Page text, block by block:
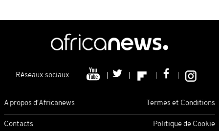
Réseaux sociaux
A propos d'Africanews Termes et Conditions
Contacts Politique de Cookie